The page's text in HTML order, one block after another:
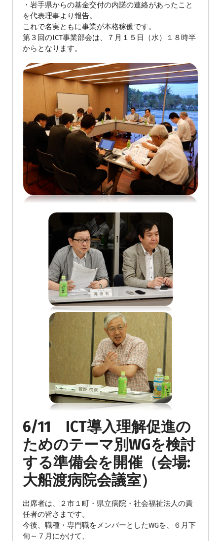
・岩手県からの基金交付の内諾の連絡があったこと
を代表理事より報告。
これで名実ともに事業が本格稼働です。
第３回のICT事業部会は、７月１５日（水）１８時半
からとなります。
6/11 ICT導入理解促進の
ためのテーマ別WGを検討
する準備会を開催（会場:
大船渡病院会議室）
出席者は、 ２市１町 ・ 県立病院 ・ 社会福祉法人の責
任者の皆さまです。
今後、職種・専門職をメンバーとしたWGを、６月下
旬～７月にかけて、